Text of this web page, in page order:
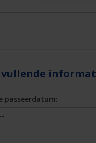
passeerdatum: